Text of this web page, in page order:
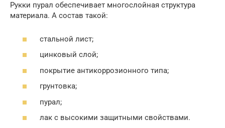
Рукки пурал обеспечивает многослойная структура
материала. А состав такой:
стальной лист;
цинковый слой;
покрытие антикоррозионного типа;
грунтовка;
пурал;
лак с высокими защитными свойствами.